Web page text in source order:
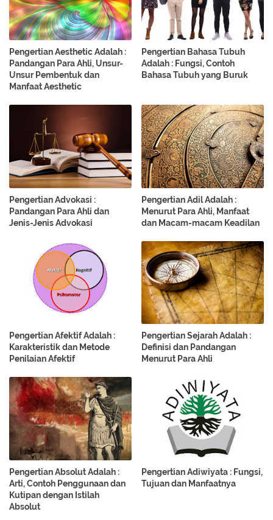
Pengertian Aesthetic Adalah :
Pandangan Para Ahli, Unsur-
Unsur Pembentuk dan
Manfaat Aesthetic
Pengertian Bahasa Tubuh
Adalah : Fungsi, Contoh
Bahasa Tubuh yang Buruk
Pengertian Advokasi :
Pandangan Para Ahli dan
Jenis-Jenis Advokasi
Pengertian Adil Adalah :
Menurut Para Ahli, Manfaat
dan Macam-macam Keadilan
Pengertian Afektif Adalah :
Karakteristik dan Metode
Penilaian Afektif
Pengertian Sejarah Adalah :
Definisi dan Pandangan
Menurut Para Ahli
Pengertian Absolut Adalah :
Arti, Contoh Penggunaan dan
Kutipan dengan Istilah
Absolut
Pengertian Adiwiyata : Fungsi,
Tujuan dan Manfaatnya